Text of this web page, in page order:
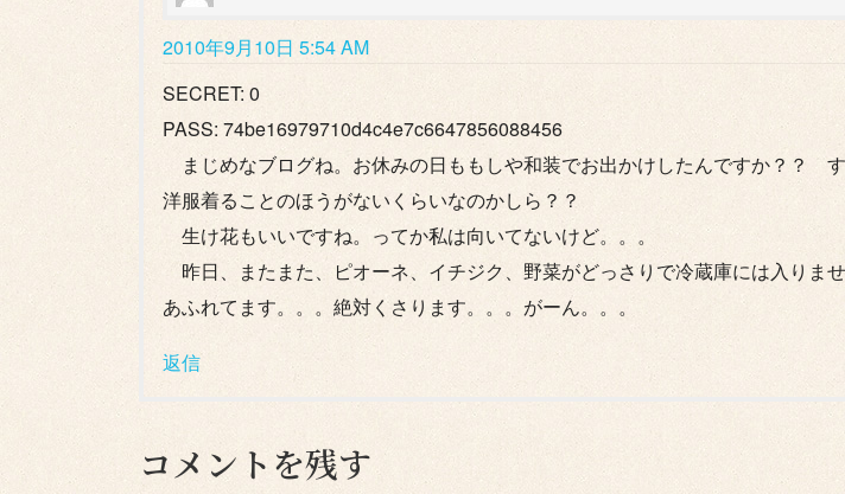
2010年9月10日 5:54 AM
SECRET: 0
PASS: 74be16979710d4c4e7c6647856088456
まじめなブログね。お休みの日ももしや和装でお出かけしたんですか？？
洋服着ることのほうがないくらいなのかしら？？
生け花もいいですね。ってか私は向いてないけど。。。
昨日、またまた、ピオーネ、イチジク、野菜がどっさりで冷蔵庫には入りま
あふれてます。。。絶対くさります。。。がーん。。。
返信
コメントを残す